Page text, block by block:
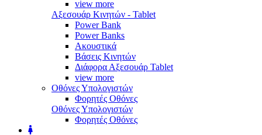
view more
Αξεσουάρ Κινητών - Tablet
Power Bank
Power Banks
Ακουστικά
Βάσεις Κινητών
Διάφορα Αξεσουάρ Tablet
view more
Οθόνες Υπολογιστών
Φορητές Οθόνες
Οθόνες Υπολογιστών
Φορητές Οθόνες